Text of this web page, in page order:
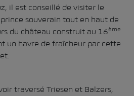
il est conseillé de visiter le
souverain tout en haut de
du château construit au 16ème
un havre de fraîcheur par cette
traversé Triesen et Balzers,